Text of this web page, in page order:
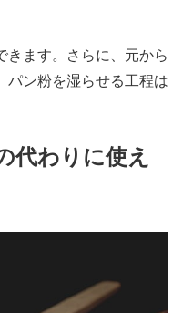
きます。さらに、元から
パン粉を湿らせる工程は
代わりに使え